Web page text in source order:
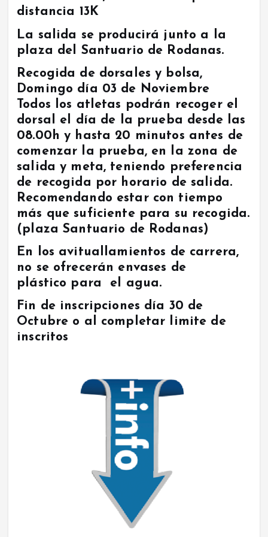
distancia 13K
La salida se producirá junto a la
plaza del Santuario de Rodanas.
Recogida de dorsales y bolsa,
Domingo día 03 de Noviembre
Todos los atletas podrán recoger el
dorsal el día de la prueba desde las
08.00h y hasta 20 minutos antes de
comenzar la prueba, en la zona de
salida y meta, teniendo preferencia
de recogida por horario de salida.
Recomendando estar con tiempo
más que suficiente para su recogida.
(plaza Santuario de Rodanas)
En los avituallamientos de carrera,
no se ofrecerán envases de
plástico para el agua.
Fin de inscripciones día 30 de
Octubre o al completar limite de
inscritos